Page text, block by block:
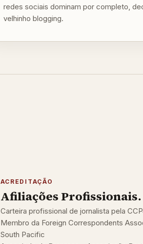
redes sociais dominam por completo,
velhinho blogging.
ACREDITAÇÃO
Afiliações Profissionais.
Carteira profissional de jornalista pela
Membro da Foreign Correspondents
South Pacific